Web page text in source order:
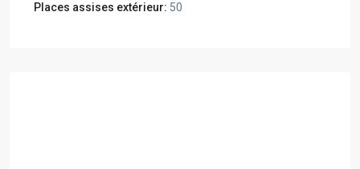
Places assises extérieur: 50